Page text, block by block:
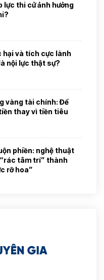
lực thi cử ảnh hưởng
hại và tích cực lành
nội lực thật sự?
vàng tài chính: Để
thay vì tiền tiêu
phiền: nghệ thuật
tâm trí” thành
rỡ hoa”